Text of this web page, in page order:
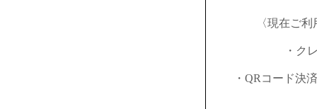
〈現在ご
・ク
・QRコード決